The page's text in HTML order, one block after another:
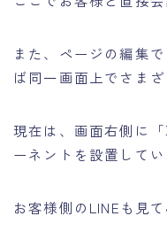
また、ページの編集
ば同一画面上でさま
現在は、画面右側に
ーネントを設置してい
お客様側のLINEも見て